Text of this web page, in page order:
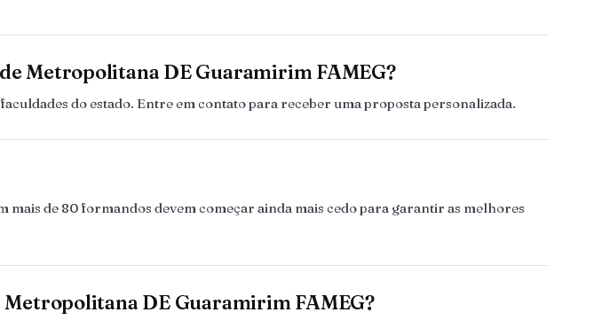
Metropolitana DE Guaramirim FAMEG?
do estado. Entre em contato para receber uma proposta personalizada.
mais de 80 formandos devem começar ainda mais cedo para garantir as melhores
DE Guaramirim FAMEG?